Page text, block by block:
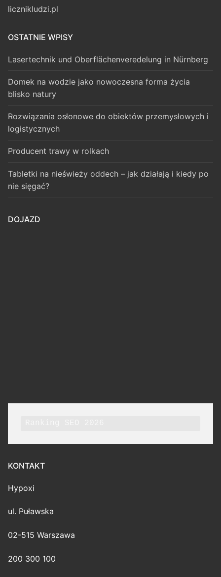
licznikludzi.pl
OSTATNIE WPISY
Lasertechnik und Oberflächenveredelung in Nürnberg
Domek na wodzie jako nowoczesna forma życia
blisko natury
Rozwiązania osłonowe do obiektów przemysłowych i
logistycznych
Producent trawy w rolkach
Tabletki na nieświeży oddech – jak działają i kiedy po
nie sięgać?
DOJAZD
KONTAKT
Hypoxi
ul. Puławska
02-515 Warszawa
200 300 100